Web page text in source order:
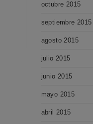
octubre 2015
septiembre 2015
agosto 2015
julio 2015
junio 2015
mayo 2015
abril 2015